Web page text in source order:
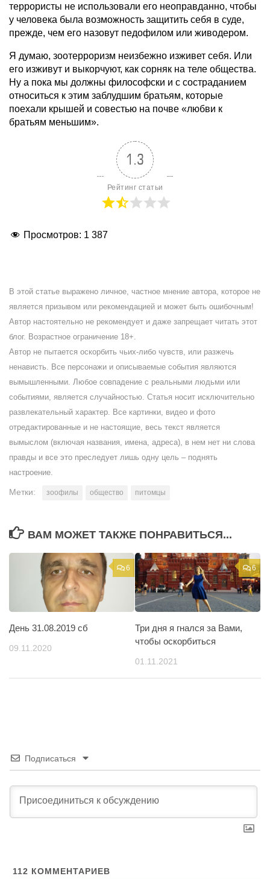
террористы не использовали его неоправданно, чтобы
у человека была возможность защитить себя в суде,
прежде, чем его назовут педофилом или живодером.
Я думаю, зоотерроризм неизбежно изживет себя. Или
его изживут и выкорчуют, как сорняк на теле общества.
Ну а пока мы должны философски и с состраданием
относиться к этим заблудшим братьям, которые
поехали крышей и совестью на почве «любви к
братьям меньшим».
1.3
Рейтинг статьи
Просмотров: 1 387
В этой статье выражено личное, частное мнение автора, которое не
является призывом или рекомендацией и может быть ошибочным!
Автор настоятельно не рекомендует и даже запрещает читать этот
блог. Возрастное ограничение 18+.
Автор не пытается оскорбить чьих-либо чувств, или разжечь
ненависть. Все персонажи и описываемые события являются
вымышленными. Любое совпадение с реальными людьми или
событиями, является случайностью. Статья носит исключительно
развлекательный характер. Все картинки, видео и фото
отредактированные и не настоящие, весь текст является
вымыслом (включая названия, имена, адреса), в нем нет ни слова
правды и все это преследует лишь одну цель – поднять
настроение.
Метки: зоофилы общество питомцы
ВАМ МОЖЕТ ТАКЖЕ ПОНРАВИТЬСЯ...
6
День 31.08.2019 сб
09.11.2020
6
Три дня я гнался за Вами,
чтобы оскорбиться
01.11.2021
Подписаться
112 КОММЕНТАРИЕВ